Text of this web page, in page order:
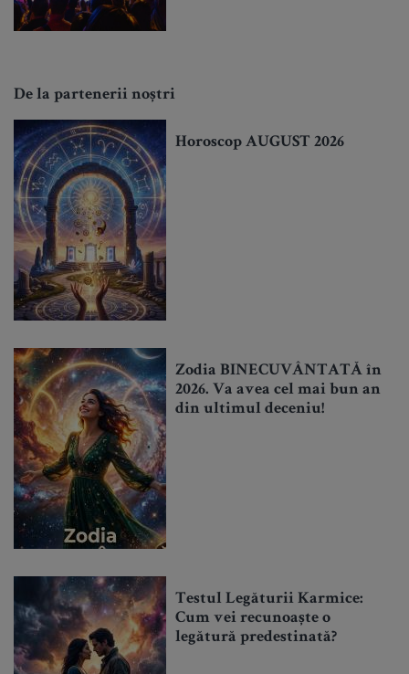
De la partenerii noștri
Horoscop AUGUST 2026
Zodia BINECUVÂNTATĂ în
2026. Va avea cel mai bun an
din ultimul deceniu!
Testul Legăturii Karmice:
Cum vei recunoaște o
legătură predestinată?